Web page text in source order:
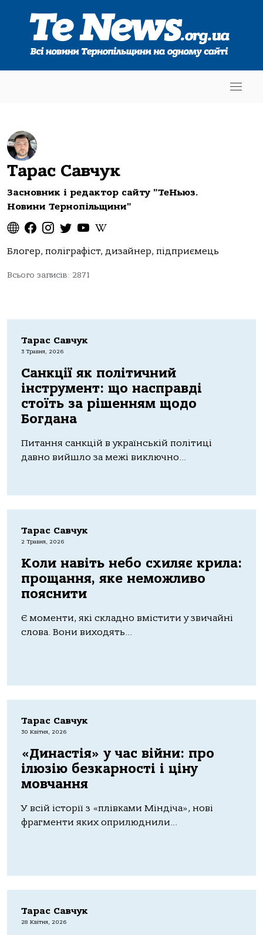
Тарас Савчук
Засновник і редактор сайту "ТеНьюз.
Новини Тернопільщини"
Блогер, поліграфіст, дизайнер, підприємець
Всього записів: 2871
Тарас Савчук
3 Травня, 2026
Санкції як політичний
інструмент: що насправді
стоїть за рішенням щодо
Богдана
Питання санкцій в українській політиці
давно вийшло за межі виключно...
Тарас Савчук
2 Травня, 2026
Коли навіть небо схиляє крила:
прощання, яке неможливо
пояснити
Є моменти, які складно вмістити у звичайні
слова. Вони виходять...
Тарас Савчук
30 Квітня, 2026
«Династія» у час війни: про
ілюзію безкарності і ціну
мовчання
У всій історії з «плівками Міндіча», нові
фрагменти яких оприлюднили...
Тарас Савчук
28 Квітня, 2026